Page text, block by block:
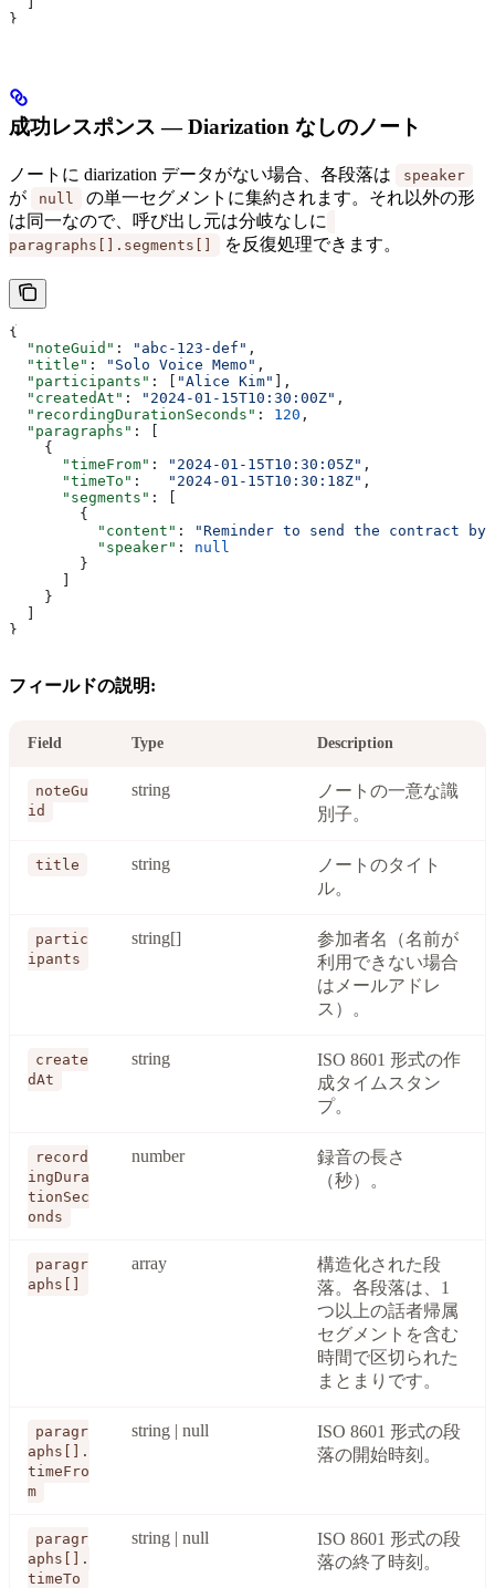
}
成功レスポンス — Diarization なしのノート
ノートに diarization データがない場合、各段落は speaker
が null
の単一セグメントに集約されます。それ以外の形
は同一なので、呼び出し元は分岐なしに
paragraphs[].segments[] を反復処理できます。
{
  "noteGuid"
: "abc-123-def" ,
  "title"
: "Solo Voice Memo" ,
  "participants"
: [ "Alice Kim" ],
  "createdAt"
: "2024-01-15T10:30:00Z" ,
  "recordingDurationSeconds"
: 120 ,
  "paragraphs"
: [
    {
      "timeFrom"
: "2024-01-15T10:30:05Z" ,
      "timeTo"
: "2024-01-15T10:30:18Z" ,
      "segments"
: [
        {
          "content"
:
"Reminder to send the contract
          "speaker"
: null
        }
      ]
    }
  ]
}
フィールドの説明:
Field Type Description
noteGu
id
string
ノートの一意な識
別子。
title string
ノートのタイト
ル。
partic
ipants
string[]
参加者名（名前が
利用できない場合
はメールアドレ
ス）。
create
dAt
string
ISO 8601 形式の作
成タイムスタン
プ。
record
ingDura
tionSec
onds
number
録音の長さ
（秒）。
paragr
aphs[]
array
構造化された段
落。各段落は、1
つ以上の話者帰属
セグメントを含む
時間で区切られた
まとまりです。
paragr
aphs[].
timeFro
m
string | null
ISO 8601 形式の段
落の開始時刻。
paragr
aphs[].
timeTo
string | null
ISO 8601 形式の段
落の終了時刻。